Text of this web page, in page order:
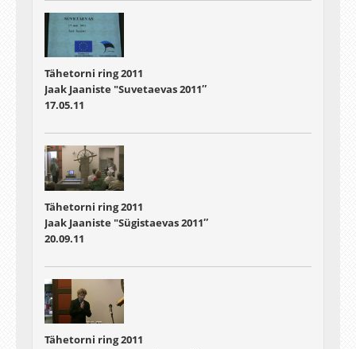
Tähetorni ring 2011
Jaak Jaaniste "Suvetaevas 2011″
17.05.11
Tähetorni ring 2011
Jaak Jaaniste "Sügistaevas 2011″
20.09.11
Tähetorni ring 2011